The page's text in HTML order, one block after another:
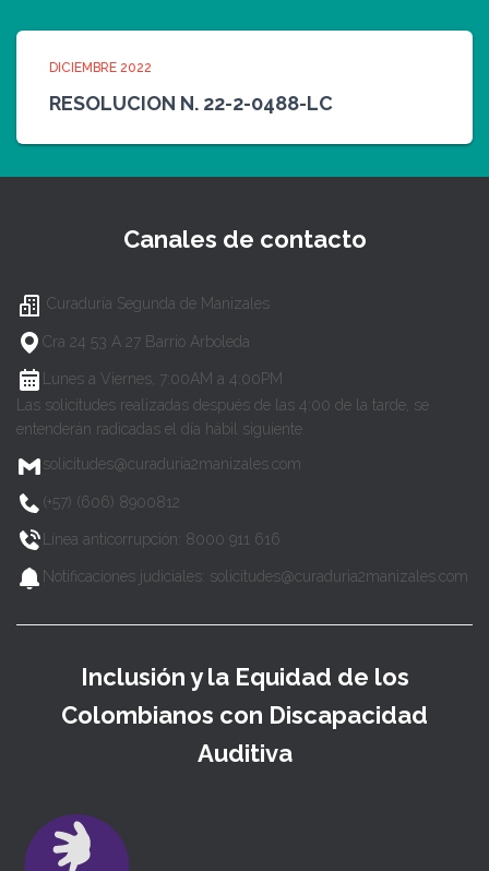
DICIEMBRE 2022
RESOLUCION N. 22-2-0488-LC
Canales de contacto
Curaduría Segunda de Manizales
Cra 24 53 A 27 Barrio Arboleda
Lunes a Viernes, 7:00AM a 4:00PM
Las solicitudes realizadas después de las 4:00 de la tarde, se
entenderán radicadas el día hábil siguiente.
solicitudes@curaduria2manizales.com
(+57) (606) 8900812
Línea anticorrupción: 8000 911 616
Notificaciones judiciales: solicitudes@curaduria2manizales.com
Inclusión y la Equidad de los
Colombianos con Discapacidad
Auditiva